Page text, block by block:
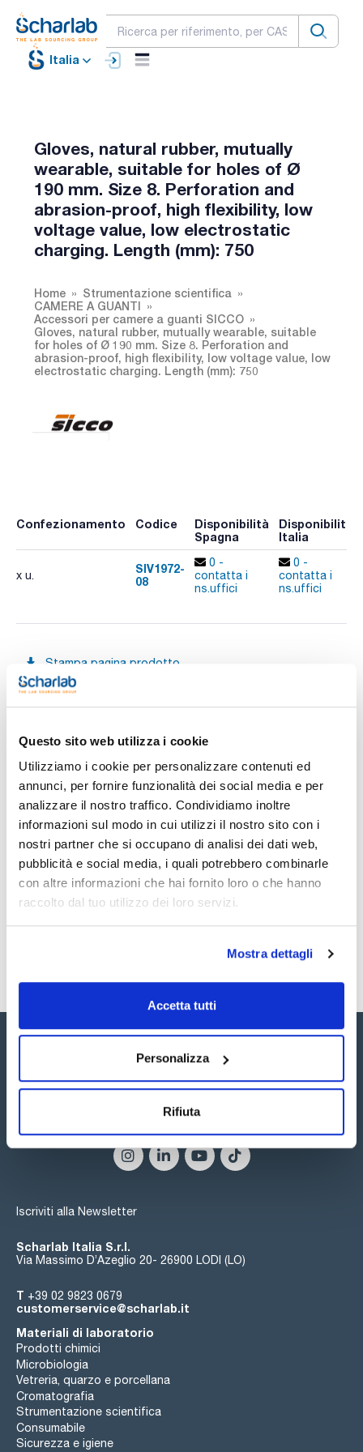
Questo sito web utilizza i cookie
Utilizziamo i cookie per personalizzare contenuti ed
annunci, per fornire funzionalità dei social media e per
analizzare il nostro traffico. Condividiamo inoltre
informazioni sul modo in cui utilizzi il nostro sito con i
nostri partner che si occupano di analisi dei dati web,
pubblicità e social media, i quali potrebbero combinarle
con altre informazioni che hai fornito loro o che hanno
raccolto dal tuo utilizzo dei loro servizi.
Mostra dettagli
Accetta tutti
Personalizza
Rifiuta
Italia
Gloves, natural rubber, mutually
wearable, suitable for holes of Ø
190 mm. Size 8. Perforation and
abrasion-proof, high flexibility, low
voltage value, low electrostatic
charging. Length (mm): 750
Home
Strumentazione scientifica
CAMERE A GUANTI
Accessori per camere a guanti SICCO
Gloves, natural rubber, mutually wearable, suitable
for holes of Ø 190 mm. Size 8. Perforation and
abrasion-proof, high flexibility, low voltage value, low
electrostatic charging. Length (mm): 750
Confezionamento Codice
Disponibilità
Spagna
Disponibilità
Italia
x u.
SIV1972-
08
0 -
contatta i
ns.uffici
0 -
contatta i
ns.uffici
Stampa pagina prodotto
Caratteristiche
Description : Gloves, natural rubber, mutually wearable,
Pack (u.) : 1
Accessori per camere a guanti SICCO
Vedi di più
Documentazione tecnica
TDS / Scheda tecnica
Registrati per i download
COA
Registrati per i download
SDS / Scheda di
Sicurezza
Registrati per i download
Seguici:
Iscriviti alla Newsletter
Scharlab Italia S.r.l.
Via Massimo D’Azeglio 20- 26900 LODI (LO)
T +39 02 9823 0679
customerservice@scharlab.it
Materiali di laboratorio
Prodotti chimici
Microbiologia
Vetreria, quarzo e porcellana
Cromatografia
Strumentazione scientifica
Consumabile
Sicurezza e igiene